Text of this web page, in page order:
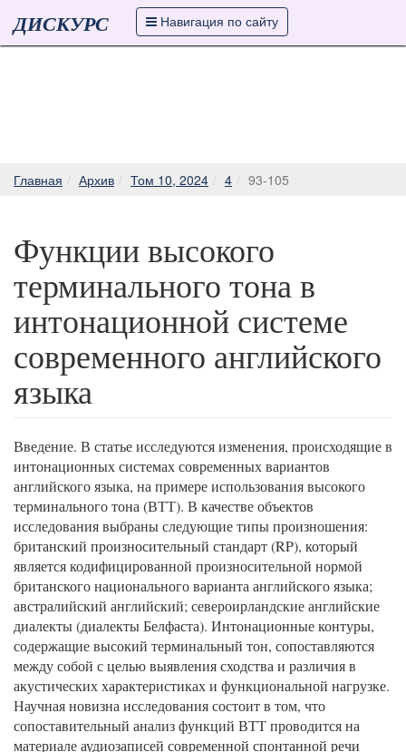
ДИСКУРС Навигация по сайту
Главная Архив Том 10, 2024 4 93-105
Функции высокого
терминального тона в
интонационной системе
современного английского
языка
Введение. В статье исследуются изменения, происходящие в
интонационных системах современных вариантов
английского языка, на примере использования высокого
терминального тона (ВТТ). В качестве объектов
исследования выбраны следующие типы произношения:
британский произносительный стандарт (RP), который
является кодифицированной произносительной нормой
британского национального варианта английского языка;
австралийский английский; североирландские английские
диалекты (диалекты Белфаста). Интонационные контуры,
содержащие высокий терминальный тон, сопоставляются
между собой с целью выявления сходства и различия в
акустических характеристиках и функциональной нагрузке.
Научная новизна исследования состоит в том, что
сопоставительный анализ функций ВТТ проводится на
материале аудиозаписей современной спонтанной речи